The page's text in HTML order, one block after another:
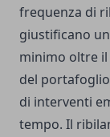
frequenza di
giustificano
minimo oltre
del
di interventi
tempo. Il